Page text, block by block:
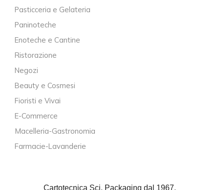
Pasticceria e Gelateria
Paninoteche
Enoteche e Cantine
Ristorazione
Negozi
Beauty e Cosmesi
Fioristi e Vivai
E-Commerce
Macelleria-Gastronomia
Farmacie-Lavanderie
Cartotecnica Sci, Packaging dal 1967.